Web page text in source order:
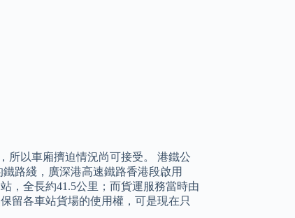
所以車廂擠迫情況尚可接受。 港鐵公
路綫，廣深港高速鐵路香港段啟用
，全長約41.5公里；而貨運服務當時由
留各車站貨場的使用權，可是現在只